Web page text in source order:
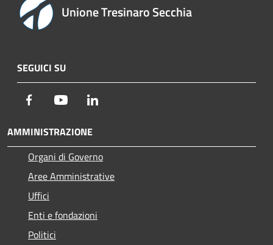
Unione Tresinaro Secchia
SEGUICI SU
Facebook Youtube
AMMINISTRAZIONE
Organi di Governo
Aree Amministrative
Uffici
Enti e fondazioni
Politici